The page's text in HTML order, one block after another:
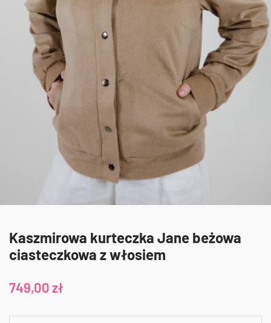
Kaszmirowa kurteczka Jane beżowa
ciasteczkowa z włosiem
749,00zł